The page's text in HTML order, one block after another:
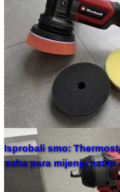
Isprobali smo:
suha para mijenja način